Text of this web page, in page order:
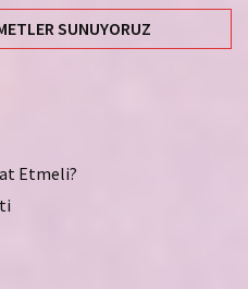
SUNUYORUZ
Etmeli?